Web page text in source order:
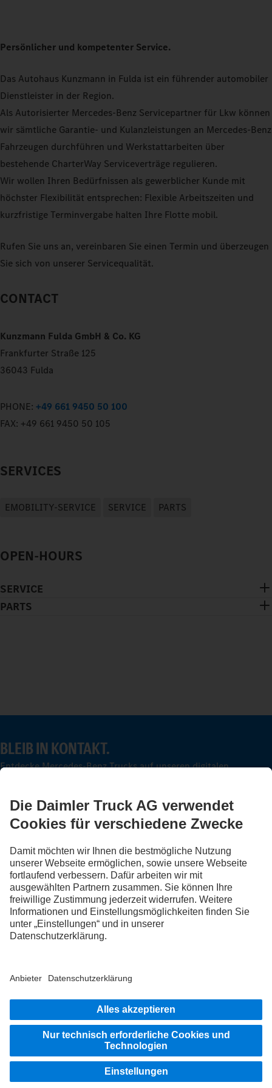
Persönlicher und kompetenter Service.
Das Autohaus Kunzmann in Fulda ist ein führender automobiler
Dienstleister in der Region.
Als Autorisierter Mercedes-Benz Servicepartner für Lkw können
wir sämtliche Garantie- und Kulanzleistungen an Mercedes-Benz
Fahrzeugen durchführen und Werkstattarbeiten über
bestehende CharterWay Serviceverträge regulieren.
Wir wollen Ihren Bedürfnissen als gewerblicher Kunde mit
höchster Flexibilität entsprechen: Flexible Arbeitszeiten und
kurzfristige Terminvergabe halten Ihre Flotte mobil.
Rufen Sie uns an, vereinbaren Sie einen Termin und überzeugen
Sie sich von unserer Servicequalität.
CONTACT
Kunzmann Fulda GmbH & Co. KG
Frankfurter Straße 125
36043 Fulda
PHONE: +49 661 9450 50 100
FAX: +49 661 9450 50 105
SERVICES
EMOBILITY-SERVICE SERVICE PARTS
OPEN-HOURS
SERVICE
PARTS
BLEIB IN KONTAKT.
Entdecke Mercedes-Benz Trucks auf unseren digitalen
FOLLOW THE ROADSTARS.
Tausche jetzt Erfahrungen mit anderen Truckerinnen und
Truckern aus.